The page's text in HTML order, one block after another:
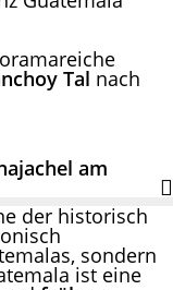
Tal nach
am
der historisch
sondern
ist eine